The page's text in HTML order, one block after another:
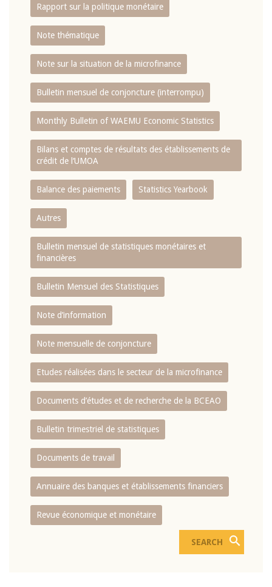
Rapport sur la politique monétaire
Note thématique
Note sur la situation de la microfinance
Bulletin mensuel de conjoncture (interrompu)
Monthly Bulletin of WAEMU Economic Statistics
Bilans et comptes de résultats des établissements de
crédit de l‘UMOA
Balance des paiements Statistics Yearbook
Autres
Bulletin mensuel de statistiques monétaires et
financières
Bulletin Mensuel des Statistiques
Note d’information
Note mensuelle de conjoncture
Etudes réalisées dans le secteur de la microfinance
Documents d’études et de recherche de la BCEAO
Bulletin trimestriel de statistiques
Documents de travail
Annuaire des banques et établissements financiers
Revue économique et monétaire